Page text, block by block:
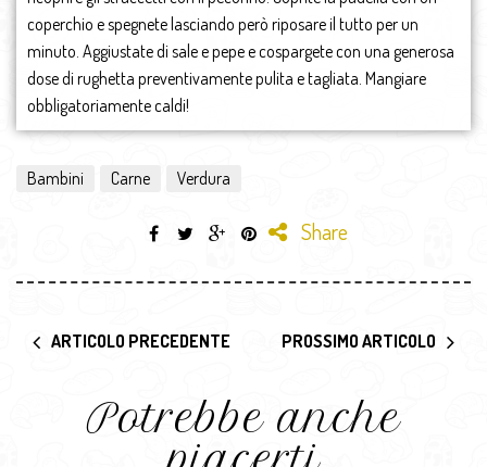
coperchio e spegnete lasciando però riposare il tutto per un
minuto. Aggiustate di sale e pepe e cospargete con una generosa
dose di rughetta preventivamente pulita e tagliata. Mangiare
obbligatoriamente caldi!
Bambini Carne Verdura
Share
ARTICOLO PRECEDENTE PROSSIMO ARTICOLO
Potrebbe anche